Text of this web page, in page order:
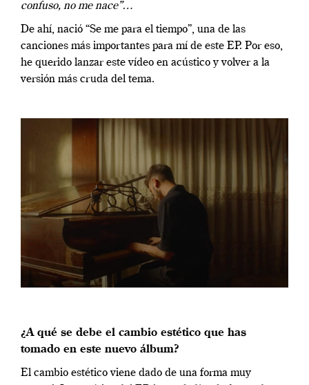
confuso, no me nace”…
De ahí, nació “Se me para el tiempo”, una de las
canciones más importantes para mí de este EP. Por eso,
he querido lanzar este vídeo en acústico y volver a la
versión más cruda del tema.
¿A qué se debe el cambio estético que has
tomado en este nuevo álbum?
El cambio estético viene dado de una forma muy